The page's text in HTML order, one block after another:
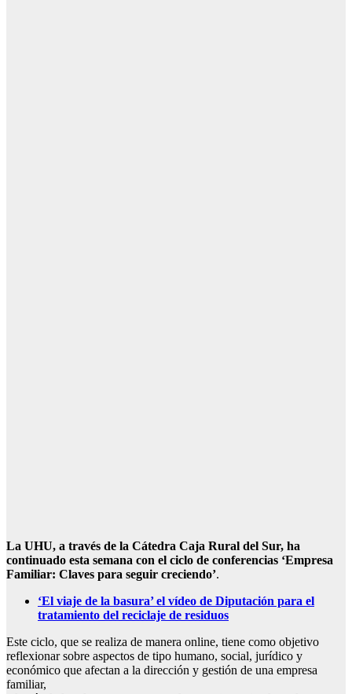
La UHU, a través de la Cátedra Caja Rural del Sur, ha
continuado esta semana con el ciclo de conferencias ‘Empresa
Familiar: Claves para seguir creciendo’.
‘El viaje de la basura’ el vídeo de Diputación para el
tratamiento del reciclaje de residuos
Este ciclo, que se realiza de manera online, tiene como objetivo
reflexionar sobre aspectos de tipo humano, social, jurídico y
económico que afectan a la dirección y gestión de una empresa
familiar,